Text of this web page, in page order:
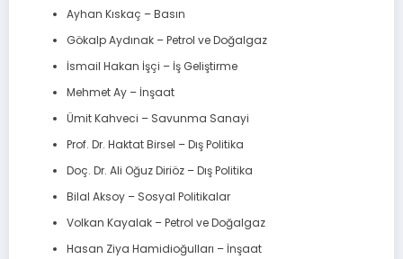
Ayhan Kıskaç – Basın
Gökalp Aydınak – Petrol ve Doğalgaz
İsmail Hakan İşçi – İş Geliştirme
Mehmet Ay – İnşaat
Ümit Kahveci – Savunma Sanayi
Prof. Dr. Haktat Birsel – Dış Politika
Doç. Dr. Ali Oğuz Diriöz – Dış Politika
Bilal Aksoy – Sosyal Politikalar
Volkan Kayalak – Petrol ve Doğalgaz
Hasan Ziya Hamidioğulları – İnşaat